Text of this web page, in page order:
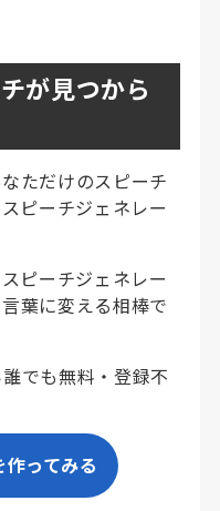
が見つから
ただけのスピーチ
ピーチジェネレー
ピーチジェネレー
葉に変える相棒で
でも無料・登録不
ってみる